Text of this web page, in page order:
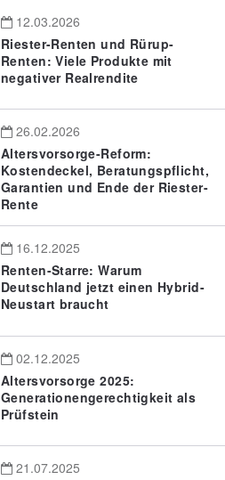
12.03.2026
Riester-Renten und Rürup-
Renten: Viele Produkte mit
negativer Realrendite
26.02.2026
Altersvorsorge-Reform:
Kostendeckel, Beratungspflicht,
Garantien und Ende der Riester-
Rente
16.12.2025
Renten-Starre: Warum
Deutschland jetzt einen Hybrid-
Neustart braucht
02.12.2025
Altersvorsorge 2025:
Generationengerechtigkeit als
Prüfstein
21.07.2025